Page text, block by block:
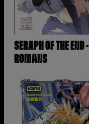
SERAPH OF THE END -
ROMANS